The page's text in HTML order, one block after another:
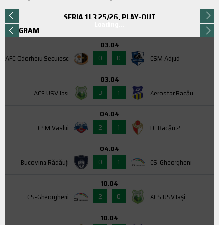
SERIA 1 L3 25/26, PLAY-OUT
PROGRAM
AFC Odorheiu Secuiesc
03.04
0
0 CSM Adjud
ACS USV Iaşi
03.04
3
1 Aerostar Bacău
CSM Vaslui
04.04
2
1 FC Bacău 2
Bucovina Rădăuți
04.04
0
1 CS-Gheorgheni
CS-Gheorgheni
10.04
2
0 ACS USV Iaşi
10.04